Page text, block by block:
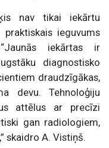
nav tikai iekārtu
ieguvums
iekārtas ir
diagnostisko
draudzīgākas,
devu. Tehnoloģiju
attēlus ar precīzi
gan radiologiem,
skaidro A. Vistiņš.